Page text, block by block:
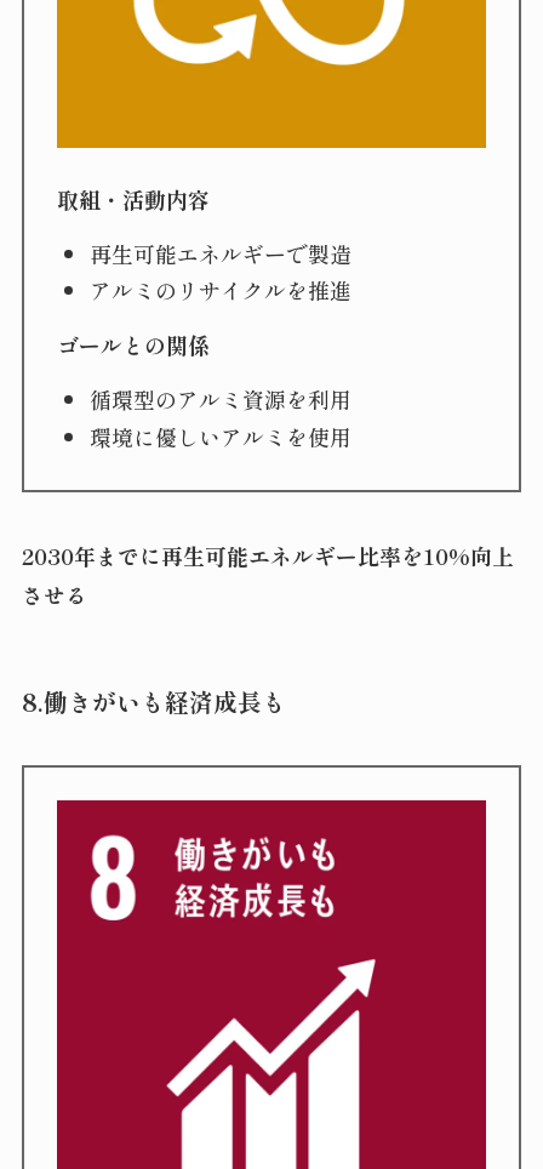
取組・活動内容
再生可能エネルギーで製造
アルミのリサイクルを推進
ゴールとの関係
循環型のアルミ資源を利用
環境に優しいアルミを使用
2030年までに再生可能エネルギー比率を10%向上
させる
8.働きがいも経済成長も